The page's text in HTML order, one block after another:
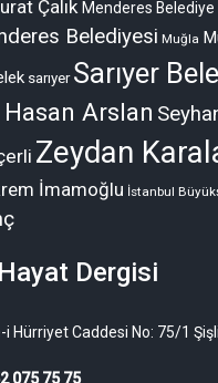
Çalık Menderes
Belediyesi Muğla
sarıyer Sarıyer
Arslan
Zeydan
İmamoğlu İstanbul
Dergisi
i Hürriyet Caddesi No: 75/1
075 75 75